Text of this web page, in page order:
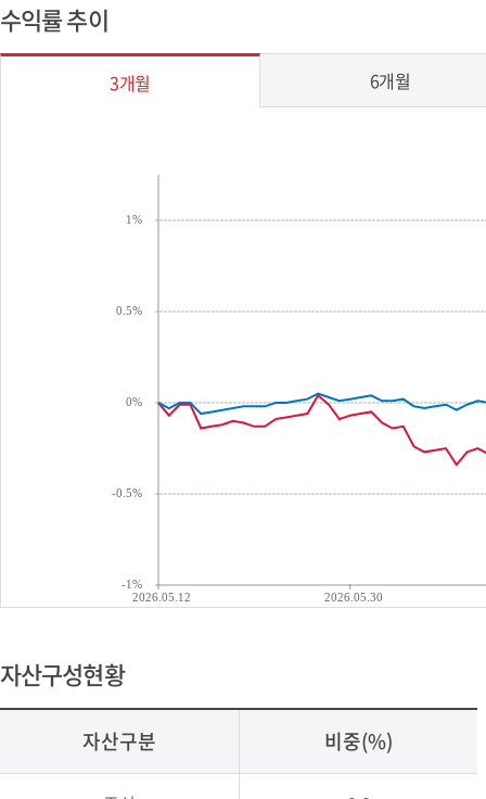
수익률 추이
3개월 6개월
-1%
-0.5%
0%
0.5%
1%
2026.05.12 2026.05.30
자산구성현황
자산구분 비중(%)